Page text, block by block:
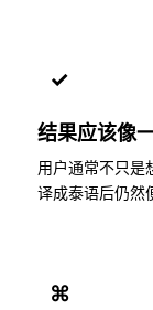
✓
结果应该像
用户通常不只是
译成泰语后仍然
⌘